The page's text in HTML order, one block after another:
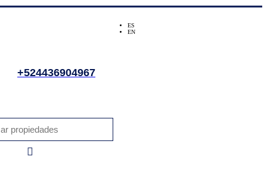
ES
EN
+524436904967